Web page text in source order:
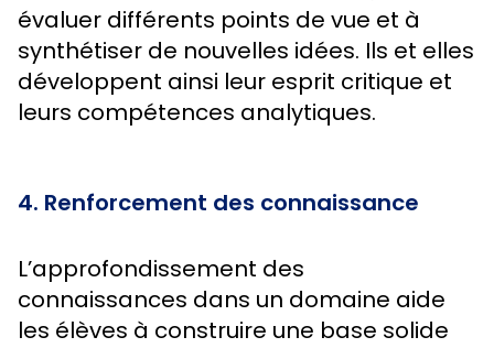
évaluer différents points de vue et à
synthétiser de nouvelles idées. Ils et elles
développent ainsi leur esprit critique et
leurs compétences analytiques.
4. Renforcement des connaissance
L’approfondissement des
connaissances dans un domaine aide
les élèves à construire une base solide